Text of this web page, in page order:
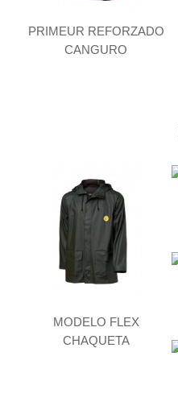
PRIMEUR REFORZADO
CANGURO
MODELO FLEX
CHAQUETA